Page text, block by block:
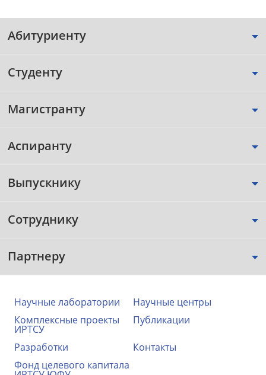
Абитуриенту
Студенту
Магистранту
Аспиранту
Выпускнику
Сотруднику
Партнеру
Научные лаборатории
Научные центры
Комплексные проекты
ИРТСУ
Публикации
Разработки
Контакты
Фонд целевого капитала